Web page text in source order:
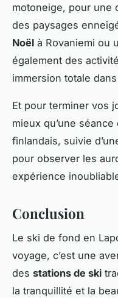
motoneige, pour une
des paysages
Noël à Rovaniemi ou
également des
immersion totale
Et pour terminer vos
mieux qu’une
finlandais, suivie
pour observer les
expérience
Conclusion
Le ski de fond en
voyage, c’est une
des stations de ski
la tranquillité et la